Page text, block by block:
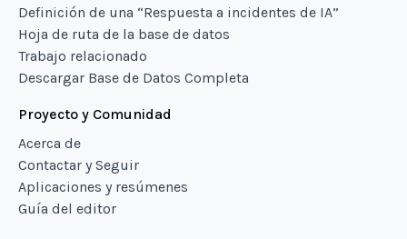
Definición de una “Respuesta a incidentes de IA”
Hoja de ruta de la base de datos
Trabajo relacionado
Descargar Base de Datos Completa
Proyecto y Comunidad
Acerca de
Contactar y Seguir
Aplicaciones y resúmenes
Guía del editor